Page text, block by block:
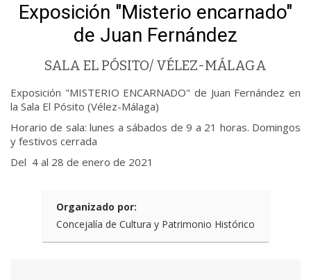
Exposición "Misterio encarnado"
de Juan Fernández
SALA EL PÓSITO/ VÉLEZ-MÁLAGA
Exposición "MISTERIO ENCARNADO" de Juan Fernández en
la Sala El Pósito (Vélez-Málaga)
Horario de sala: lunes a sábados de 9 a 21 horas. Domingos
y festivos cerrada
Del 4 al 28 de enero de 2021
Organizado por:
Concejalía de Cultura y Patrimonio Histórico